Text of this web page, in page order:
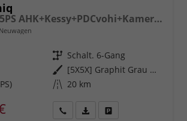
Selection 115PS AHK+Kessy+PDCvohi+Kamera+Climatronic+AppConnect+Sitzheizung
Neuwagen
Getriebe Schalt. 6-Gang
Außenfarbe
[5X5X] Graphit Grau Metallic
Kilometerstand 20 km